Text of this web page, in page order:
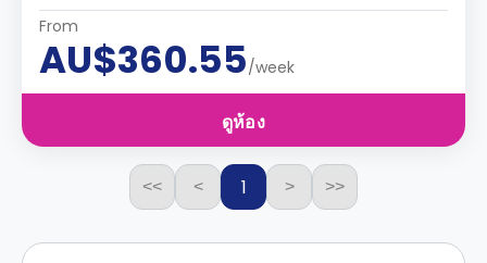
From
AU$360.55/week
ดูห้อง
<< < 1 > >>